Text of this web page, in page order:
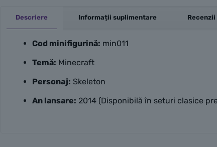
Descriere Informații suplimentare Recenzii
Cod minifigurină: min011
Temă: Minecraft
Personaj: Skeleton
An lansare: 2014 (Disponibilă în seturi clasice